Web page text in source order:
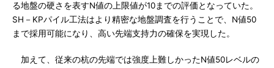
る地盤の硬さを表すN値の上限値が10までの評価となっていた。
SH－KPパイル工法はより精密な地盤調査を行うことで、N値50
まで採用可能になり、高い先端支持力の確保を実現した。
加えて、従来の杭の先端では強度上難しかったN値50レベルの